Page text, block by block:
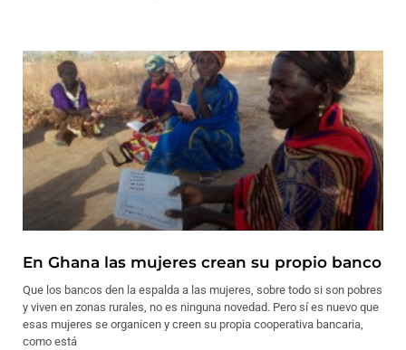
En Ghana las mujeres crean su propio banco
Que los bancos den la espalda a las mujeres, sobre todo si son pobres
y viven en zonas rurales, no es ninguna novedad. Pero sí es nuevo que
esas mujeres se organicen y creen su propia cooperativa bancaria,
como está